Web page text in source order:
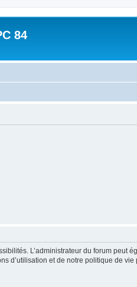
84
L’administrateur du forum peut
d’utilisation et de notre politique de